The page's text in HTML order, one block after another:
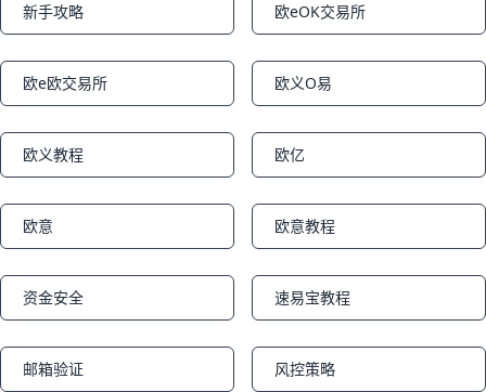
Notifications
新手攻略 Notifications
欧eOK交易所
Notifications
欧e欧交易所 Notifications
欧义O易
Notifications
欧义教程 Notifications
欧亿
Notifications
欧意 Notifications
欧意教程
Notifications
资金安全 Notifications
速易宝教程
Notifications
邮箱验证 Notifications
风控策略